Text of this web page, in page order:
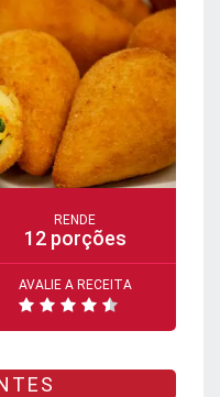
RENDE
12 porções
AVALIE A RECEITA